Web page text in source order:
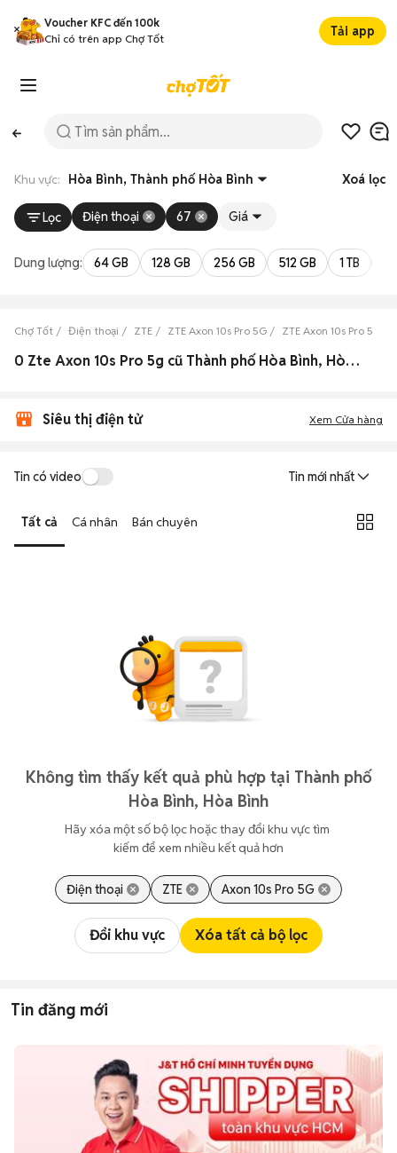
Voucher KFC đến 100k
Chỉ có trên app Chợ Tốt
Tải app
Khu vực: Hòa Bình, Thành phố Hòa Bình Xoá lọc
Lọc Điện thoại 67 Giá
Dung lượng: 64 GB 128 GB 256 GB 512 GB 1 TB
Chợ Tốt Điện thoại ZTE ZTE Axon 10s Pro 5G ZTE Axon 10s Pro 5G
0 Zte Axon 10s Pro 5g cũ Thành phố Hòa Bình, Hòa Bình đẹp
Siêu thị điện tử Xem Cửa hàng
Tin có video Tin mới nhất
Tất cả Cá nhân Bán chuyên
Không tìm thấy kết quả phù hợp tại Thành phố
Hòa Bình, Hòa Bình
Hãy xóa một số bộ lọc hoặc thay đổi khu vực tìm
kiếm để xem nhiều kết quả hơn
Điện thoại ZTE Axon 10s Pro 5G
Đổi khu vực Xóa tất cả bộ lọc
Tin đăng mới